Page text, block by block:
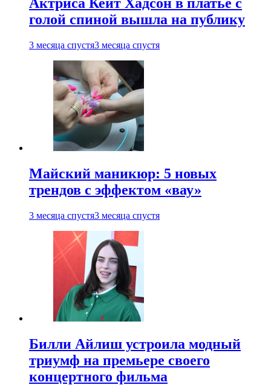
голой спиной вышла на публику
3 месяца спустя3 месяца спустя
Майский маникюр: 5 новых
трендов с эффектом «вау»
3 месяца спустя3 месяца спустя
Билли Айлиш устроила модный
триумф на премьере своего
концертного фильма